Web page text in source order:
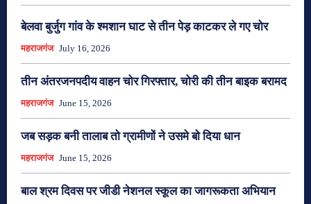
बेलवा बुर्जुग गांव के श्मशान घाट से तीन पेड़ काटकर ले गए चोर
महराजगंज July 16, 2026
तीन अंतरजनपदीय वाहन चोर गिरफ्तार, चोरी की तीन बाइक बरामद
महराजगंज June 15, 2026
जब सड़क बनी तालाब तो ग्रामीणों ने उसमे बो दिया धान
महराजगंज June 15, 2026
बाल श्रम दिवस पर जीडी नेशनल स्कूल का जागरूकता अभियान